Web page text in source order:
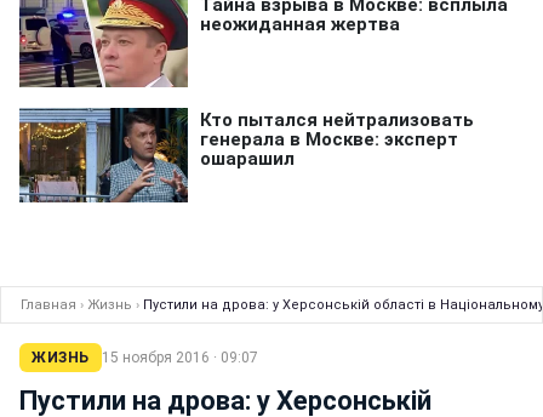
Главная › Жизнь › Пустили на дрова: у Херсонській області в
ЖИЗНЬ 15 ноября 2016 · 09:07
Пустили на дрова: у Херсонській